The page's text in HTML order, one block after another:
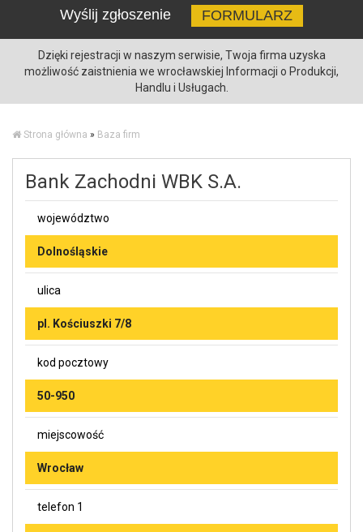
Wyślij zgłoszenie
FORMULARZ
Dzięki rejestracji w naszym serwisie, Twoja firma uzyska
możliwość zaistnienia we wrocławskiej Informacji o Produkcji,
Handlu i Usługach.
Strona główna » Baza firm
Bank Zachodni WBK S.A.
województwo
Dolnośląskie
ulica
pl. Kościuszki 7/8
kod pocztowy
50-950
miejscowość
Wrocław
telefon 1